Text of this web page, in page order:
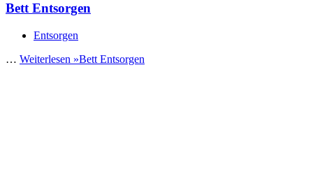
Bett Entsorgen
Entsorgen
… Weiterlesen »Bett Entsorgen